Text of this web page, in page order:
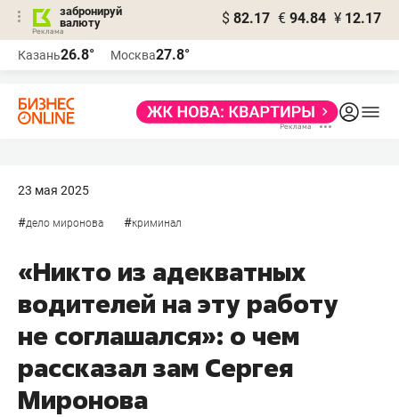
забронируй
валюту
$ 82.17 € 94.84 ¥ 12.17
Казань26.8° Москва27.8°
23 мая 2025
#дело миронова #криминал
«Никто из адекватных
водителей на эту работу
не соглашался»: о чем
рассказал зам Сергея
Миронова